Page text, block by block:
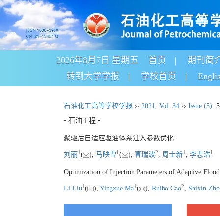
2026年8月7日 星期五 首页
期刊简
转到大学学报
学校首页
石油化工高等学校学报 ›› 2021, Vol. 34 ›› Issue (5):
• 石油工程 •
聚驱后自适应驱油体系注入参数优化
刘丽1 ( ), 马映雪1 ( ), 曹瑞波2, 周士新1 , 李志浩1
Optimization of Injection Parameters of Adaptive
Li Liu1( ), Yingxue Ma1( ), Ruibo Cao2, Shixin